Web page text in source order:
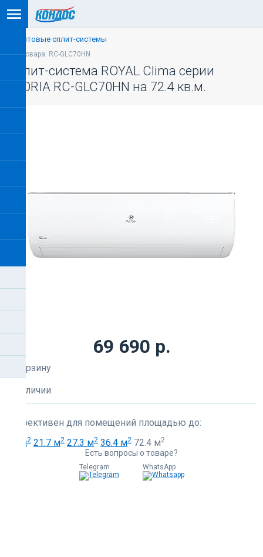
Бытовые сплит-системы
Код товара: RC-GLC70HN
Сплит-система ROYAL Clima серии
GLORIA RC-GLC70HN на 72.4 кв.м.
69 690 р.
В корзину
В наличии
Эффективен для помещений площадью до:
88 м2 21.7 м2 27.3 м2 36.4 м2 72.4 м2
Есть вопросы о товаре?
Telegram WhatsApp